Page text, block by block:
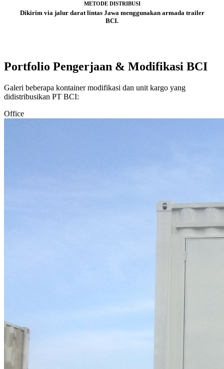
METODE DISTRIBUSI
Dikirim via jalur darat lintas Jawa menggunakan armada trailer
BCI.
Portfolio Pengerjaan & Modifikasi BCI
Galeri beberapa kontainer modifikasi dan unit kargo yang
didistribusikan PT BCI:
Office